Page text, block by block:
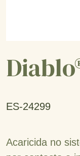
ES-24299
Acaricida no